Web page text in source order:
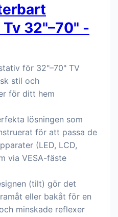
32"–70" -
för 32"–70" TV
stil och
för ditt hem
lösningen som
för att passa de
(LED, LCD,
via VESA-fäste
(tilt) gör det
eller bakåt för en
minskade reflexer